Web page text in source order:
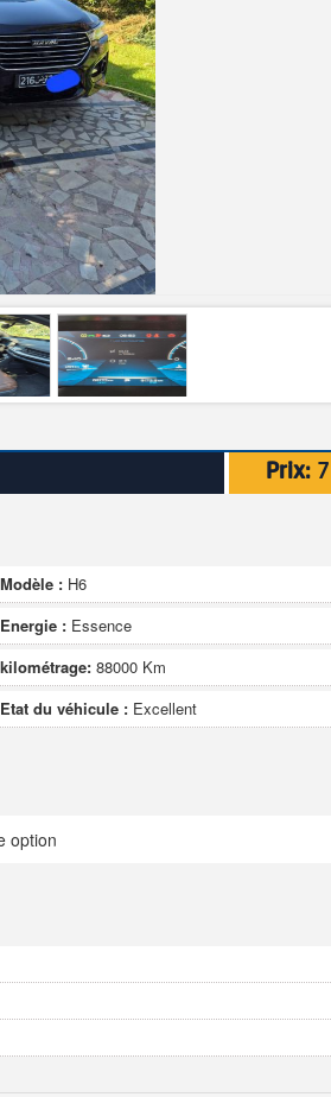
Prix:
Modèle : H6
Energie : Essence
kilométrage: 88000 Km
Etat du véhicule : Excellent
option